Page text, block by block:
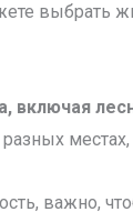
выбрать
важно,